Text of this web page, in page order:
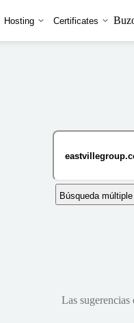
Hosting Certificates
Búsqueda múltiple
Las